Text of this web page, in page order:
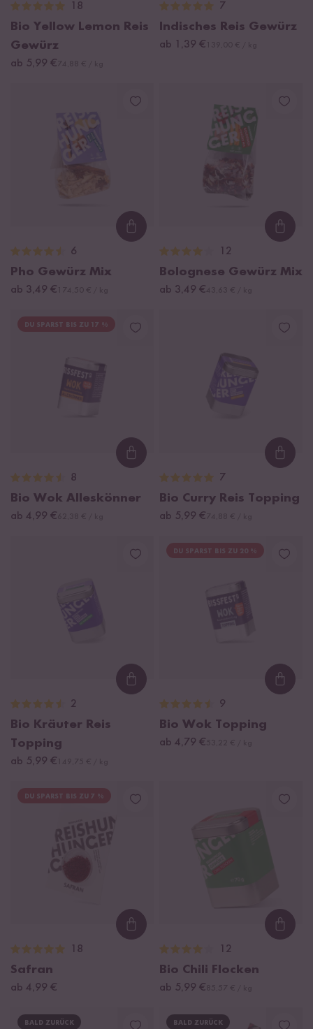
18
Bio Yellow Lemon Reis
Gewürz
ab 5,99 €
7
Indisches Reis Gewürz
ab 1,39 €
Loading...
6
Pho Gewürz Mix
ab 3,49 €
12
Bolognese Gewürz Mix
ab 3,49 €
DU SPARST BIS ZU 17 %
Loading...
8
Bio Wok Alleskönner
ab 4,99 €
7
Bio Curry Reis Topping
ab 5,99 €
Loading...
2
Bio Kräuter Reis
Topping
ab 5,99 €
DU SPARST BIS ZU 20 %
9
Bio Wok Topping
ab 4,79 €
DU SPARST BIS ZU 7 %
Loading...
18
Safran
ab 4,99 €
12
Bio Chili Flocken
ab 5,99 €
BALD ZURÜCK BALD ZURÜCK